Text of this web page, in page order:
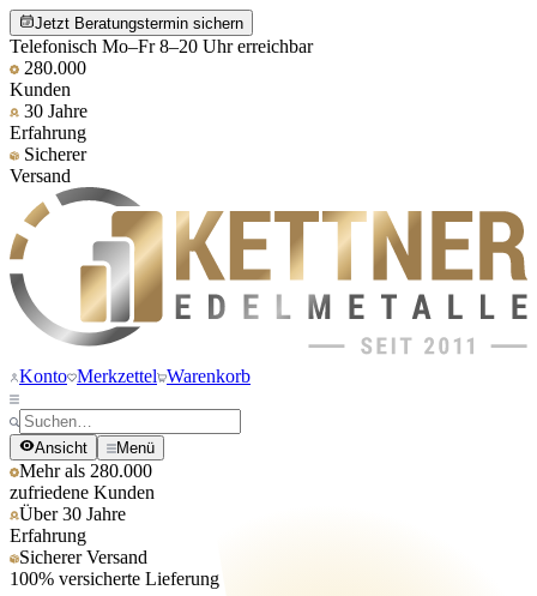
Jetzt Beratungstermin sichern
Telefonisch Mo–Fr 8–20 Uhr erreichbar
280.000
Kunden
30 Jahre
Erfahrung
Sicherer
Versand
Konto Merkzettel Warenkorb
Ansicht Menü
Mehr als 280.000
zufriedene Kunden
Über 30 Jahre
Erfahrung
Sicherer Versand
100% versicherte Lieferung